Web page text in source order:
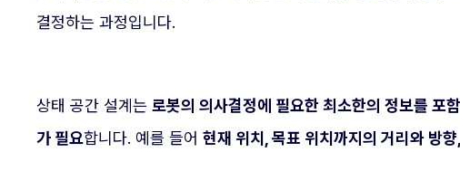
결정하는 과정입니다.
상태 공간 설계는 로봇의 의사결정에 필요한 최소한의 정보를 포함
가 필요합니다. 예를 들어 현재 위치, 목표 위치까지의 거리와 방